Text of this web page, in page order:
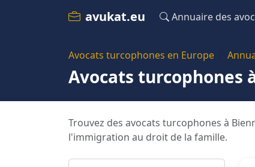
avukat.eu Annuaire des
Avocats turcophones en Europe
Avocats turcophones
Trouvez des avocats turcophones à
l'immigration au droit de la famille.